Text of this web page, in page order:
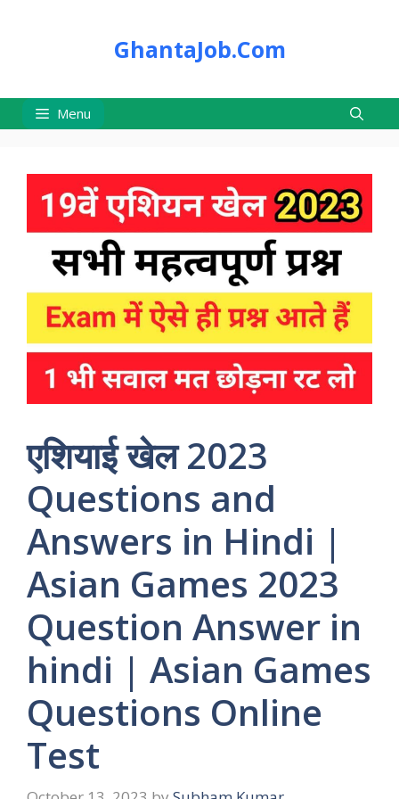
GhantaJob.Com
Menu
एशियाई खेल 2023
Questions and
Answers in Hindi |
Asian Games 2023
Question Answer in
hindi | Asian Games
Questions Online
Test